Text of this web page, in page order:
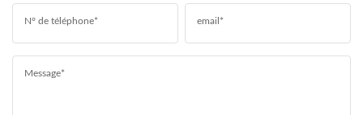
N° de téléphone* email*
Message*